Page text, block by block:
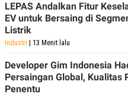
LEPAS Andalkan Fitur
EV untuk Bersaing di
Listrik
Industri | 13 Menit lalu
Developer Gim Indonesia
Persaingan Global, Kualitas
Penentu